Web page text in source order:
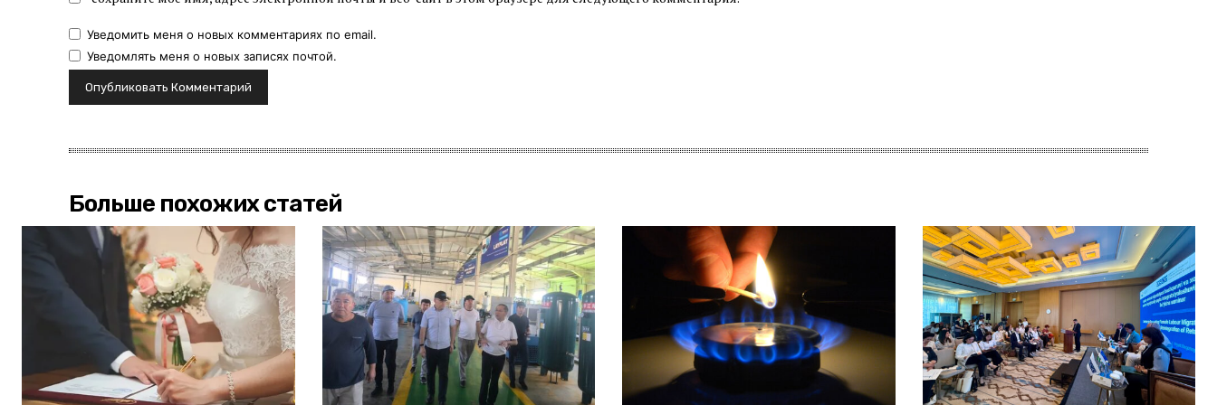
Уведомить меня о новых комментариях по email.
Уведомлять меня о новых записях почтой.
Больше похожих статей